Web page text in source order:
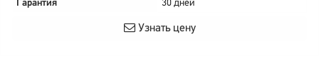
Гарантия
30 дней
Узнать цену